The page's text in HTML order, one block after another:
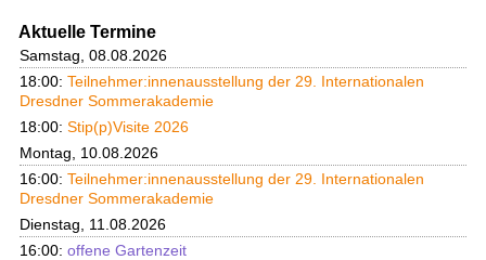
Aktuelle Termine
Samstag, 08.08.2026
18:00: Teilnehmer:innenausstellung der 29. Internationalen
Dresdner Sommerakademie
18:00: Stip(p)Visite 2026
Montag, 10.08.2026
16:00: Teilnehmer:innenausstellung der 29. Internationalen
Dresdner Sommerakademie
Dienstag, 11.08.2026
16:00: offene Gartenzeit